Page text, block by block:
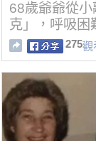
68歲爺爺從
克」，呼吸困
275觀